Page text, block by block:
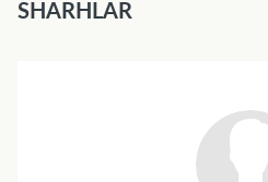
SHARHLAR